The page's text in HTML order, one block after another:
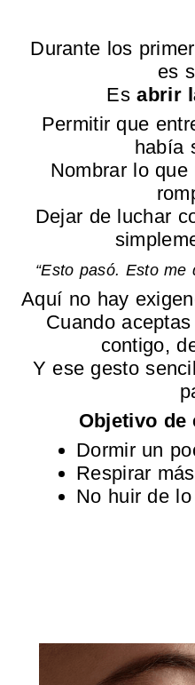
Durante los
es
Esabrir
Permitir que
había
Nombrar lo
Dejar de luchar
“Esto pasó. Esto me
Aquí no hay
Cuando
contigo,
Y ese gesto
Objetivo de
Dormir un
Respirar
No huir de